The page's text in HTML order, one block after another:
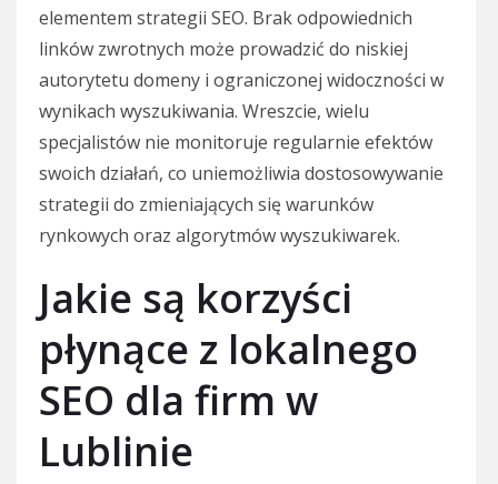
elementem strategii SEO. Brak odpowiednich
linków zwrotnych może prowadzić do niskiej
autorytetu domeny i ograniczonej widoczności w
wynikach wyszukiwania. Wreszcie, wielu
specjalistów nie monitoruje regularnie efektów
swoich działań, co uniemożliwia dostosowywanie
strategii do zmieniających się warunków
rynkowych oraz algorytmów wyszukiwarek.
Jakie są korzyści
płynące z lokalnego
SEO dla firm w
Lublinie